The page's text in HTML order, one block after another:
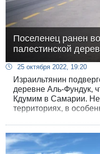
Поселенец ранен
палестинской
25 октября 2022, 19:20
Израильтянин
деревне Аль-Фундук,
Кдумим в Самарии.
территориях, в
в Аль-Фундук за
напали у входа в
рану в живот.